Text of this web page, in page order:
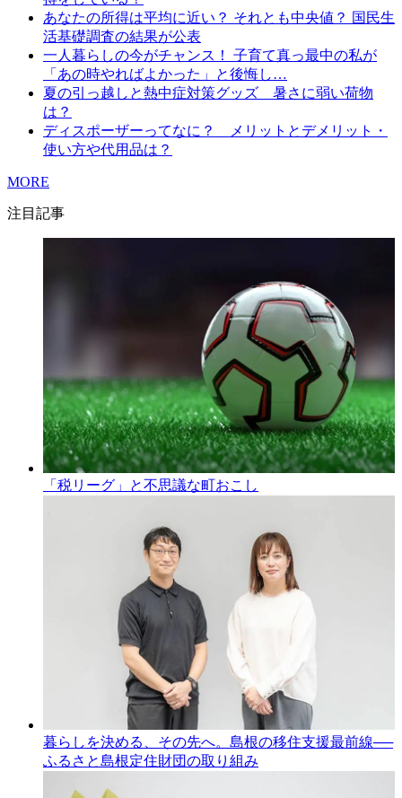
あなたの所得は平均に近い？ それとも中央値？ 国民生
活基礎調査の結果が公表
一人暮らしの今がチャンス！ 子育て真っ最中の私が
「あの時やればよかった」と後悔し…
夏の引っ越しと熱中症対策グッズ 暑さに弱い荷物
は？
ディスポーザーってなに？ メリットとデメリット・
使い方や代用品は？
MORE
注目記事
「税リーグ」と不思議な町おこし
暮らしを決める、その先へ。島根の移住支援最前線──
ふるさと島根定住財団の取り組み